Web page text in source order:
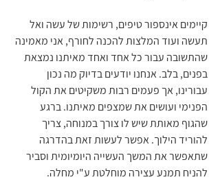
קיימים אינספור טיפים, רשימות של עשה ואל
תעשה ועוד המלצות להכנה לחורף, אני מאמינה
שהתשובה עבור כל אחד ואחד מאיתנו נמצאת
בפנים, בלב. אנחנו יודעים בדיוק מה נכון
עבורינו, אך פעמים רבות משקיטים את הקול
הפנימי ועושים את שמצפים מאיתנו. ברגע
שהגוף מאותת שיש לו צורך במנוחה, צריך
להוריד הילוך. אפשר לעשות זאת בהדרגה
שתאפשר את המשך העשייה היומיומית וסביר
להניח תמנע עצירה מוחלטת ע"י מחלה.